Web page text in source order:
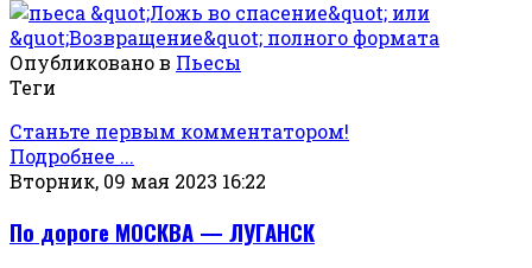
Опубликовано в Пьесы
Теги
Станьте первым комментатором!
Подробнее ...
Вторник, 09 мая 2023 16:22
По дороге МОСКВА — ЛУГАНСК